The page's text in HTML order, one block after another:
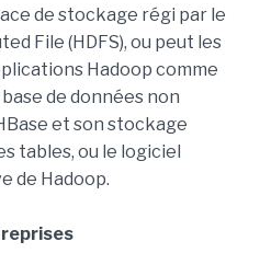
de stockage régi par le
File (HDFS), ou peut les
Hadoop comme
de données non
et son stockage
tables, ou le logiciel
de Hadoop.